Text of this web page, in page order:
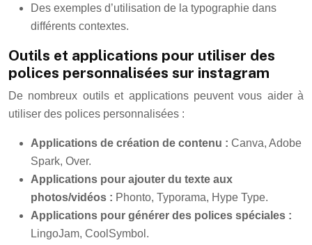
Des exemples d’utilisation de la typographie dans
différents contextes.
Outils et applications pour utiliser des
polices personnalisées sur instagram
De nombreux outils et applications peuvent vous aider à
utiliser des polices personnalisées :
Applications de création de contenu : Canva, Adobe
Spark, Over.
Applications pour ajouter du texte aux
photos/vidéos : Phonto, Typorama, Hype Type.
Applications pour générer des polices spéciales :
LingoJam, CoolSymbol.